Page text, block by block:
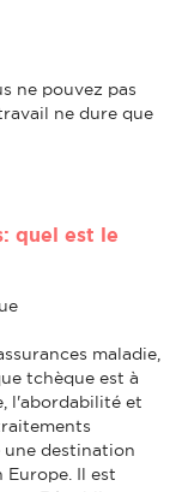
ne pouvez pas
ne dure que
quel est le
maladie,
tchèque est à
l'abordabilité et
une destination
Il est